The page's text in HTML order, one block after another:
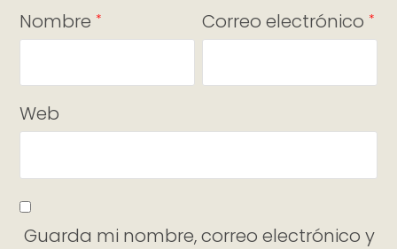
Nombre * Correo electrónico *
Web
Guarda mi nombre, correo electrónico y